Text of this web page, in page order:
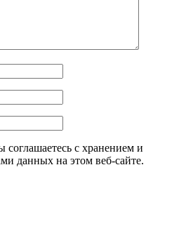
соглашаетесь с хранением и
данных на этом веб-сайте.